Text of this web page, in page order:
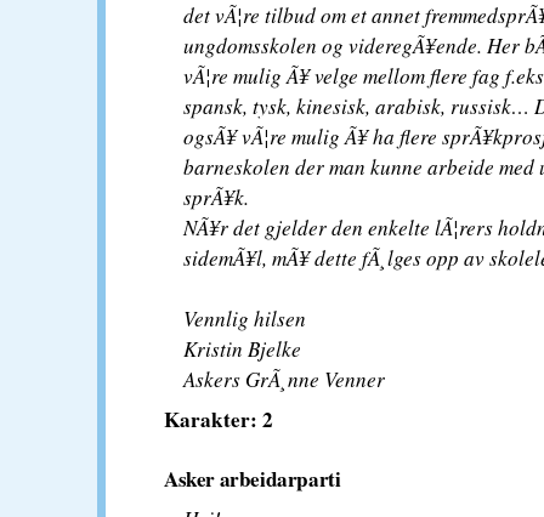
det vÃ¦re tilbud om et annet
ungdomsskolen og videregÃ¥ende. Her
vÃ¦re mulig Ã¥ velge mellom flere fag
spansk, tysk, kinesisk, arabisk, russisk…
ogsÃ¥ vÃ¦re mulig Ã¥ ha flere
barneskolen der man kunne arbeide
sprÃ¥k.
NÃ¥r det gjelder den enkelte lÃ¦rers
sidemÃ¥l, mÃ¥ dette fÃ¸lges opp av
Vennlig hilsen
Kristin Bjelke
Askers GrÃ¸nne Venner
Karakter: 2
Asker arbeidarparti